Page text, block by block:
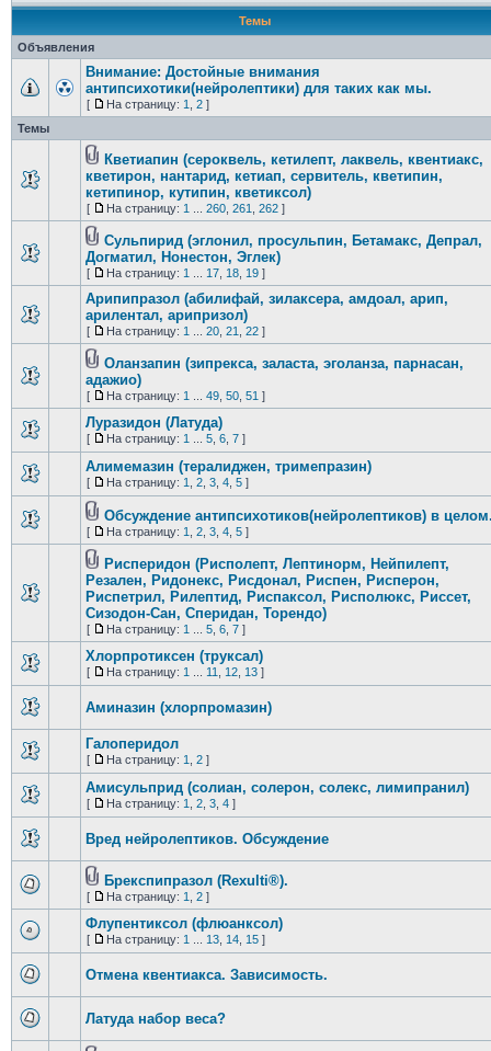
Темы
Объявления
Внимание: Достойные внимания
антипсихотики(нейролептики) для таких как мы.
[ На страницу: 1 2]
Темы
Кветиапин (сероквель, кетилепт, лаквель, квентиакс,
кветирон, нантарид, кетиап, сервитель, кветипин,
кетипинор, кутипин, кветиксол)
[ На страницу: 1 260, 261 262]
Сульпирид (эглонил, просульпин, Бетамакс, Депрал,
Догматил, Нонестон, Эглек)
[ На страницу: 1 17, 18, 19]
Арипипразол (абилифай, зилаксера, амдоал, арип,
арилентал, арипризол)
[ На страницу: 1 20, 21 22]
Оланзапин (зипрекса, заласта, эголанза, парнасан,
адажио)
[ На страницу: 1 49, 50, 51 ]
Луразидон (Латуда)
[ На страницу: 1 5, 6, 7]
Алимемазин (тералиджен, тримепразин)
[ На страницу: 1 2, 3, 4, 5]
Обсуждение антипсихотиков(нейролептиков) в
[ На страницу: 1 2, 3, 4, 5]
Рисперидон (Рисполепт, Лептинорм, Нейпилепт,
Резален, Ридонекс, Рисдонал, Риспен, Рисперон,
Риспетрил, Рилептид, Риспаксол, Рисполюкс, Риссет,
Сизодон-Сан, Сперидан, Торендо)
[ На страницу: 1 5, 6, 7]
Хлорпротиксен (труксал)
[ На страницу: 1 11 12, 13]
Аминазин (хлорпромазин)
Галоперидол
[ На страницу: 1 2]
Амисульприд (солиан, солерон, солекс, лимипранил)
[ На страницу: 1 2, 3, 4]
Вред нейролептиков. Обсуждение
Брекспипразол (Rexulti®).
[ На страницу: 1 2]
Флупентиксол (флюанксол)
[ На страницу: 1 13, 14, 15]
Отмена квентиакса. Зависимость.
Латуда набор веса?